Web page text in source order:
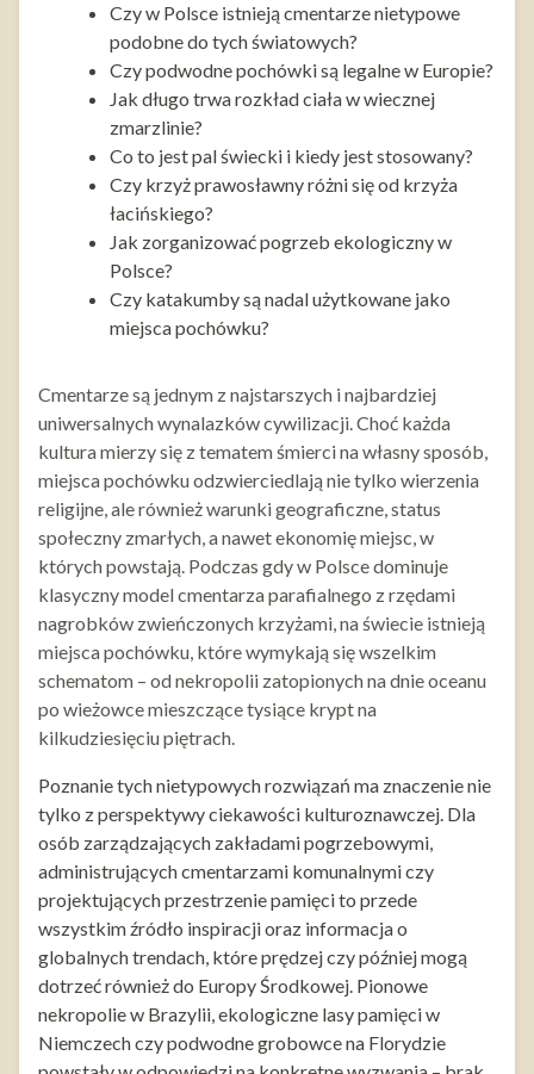
Czy w Polsce istnieją cmentarze nietypowe
podobne do tych światowych?
Czy podwodne pochówki są legalne w Europie?
Jak długo trwa rozkład ciała w wiecznej
zmarzlinie?
Co to jest pal świecki i kiedy jest stosowany?
Czy krzyż prawosławny różni się od krzyża
łacińskiego?
Jak zorganizować pogrzeb ekologiczny w
Polsce?
Czy katakumby są nadal użytkowane jako
miejsca pochówku?
Cmentarze są jednym z najstarszych i najbardziej
uniwersalnych wynalazków cywilizacji. Choć każda
kultura mierzy się z tematem śmierci na własny sposób,
miejsca pochówku odzwierciedlają nie tylko wierzenia
religijne, ale również warunki geograficzne, status
społeczny zmarłych, a nawet ekonomię miejsc, w
których powstają. Podczas gdy w Polsce dominuje
klasyczny model cmentarza parafialnego z rzędami
nagrobków zwieńczonych krzyżami, na świecie istnieją
miejsca pochówku, które wymykają się wszelkim
schematom – od nekropolii zatopionych na dnie oceanu
po wieżowce mieszczące tysiące krypt na
kilkudziesięciu piętrach.
Poznanie tych nietypowych rozwiązań ma znaczenie nie
tylko z perspektywy ciekawości kulturoznawczej. Dla
osób zarządzających zakładami pogrzebowymi,
administrujących cmentarzami komunalnymi czy
projektujących przestrzenie pamięci to przede
wszystkim źródło inspiracji oraz informacja o
globalnych trendach, które prędzej czy później mogą
dotrzeć również do Europy Środkowej. Pionowe
nekropolie w Brazylii, ekologiczne lasy pamięci w
Niemczech czy podwodne grobowce na Florydzie